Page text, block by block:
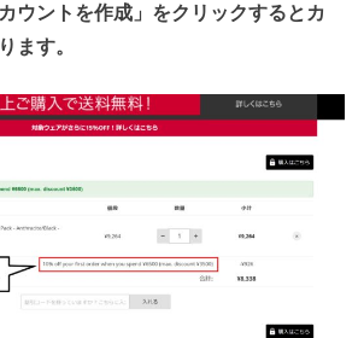
ウントを作成」をクリックするとカ
ます。